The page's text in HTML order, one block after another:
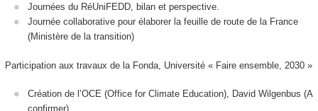
Journées du RéUniFEDD, bilan et perspective.
Journée collaborative pour élaborer la feuille de route de la France
(Ministère de la transition)
Participation aux travaux de la Fonda, Université « Faire ensemble, 2030 »
Création de l’OCE (Office for Climate Education), David Wilgenbus (A
confirmer)